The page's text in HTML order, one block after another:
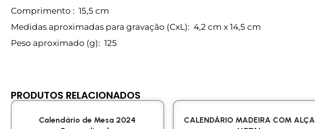
Comprimento : 15,5 cm
Medidas aproximadas para gravação (CxL): 4,2 cm x 14,5 cm
Peso aproximado (g): 125
PRODUTOS RELACIONADOS
Calendário de Mesa 2024
CALENDÁRIO MADEIRA COM ALÇA